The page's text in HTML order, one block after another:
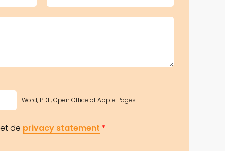
Word, PDF, Open Office of Apple Pages
de privacy statement *